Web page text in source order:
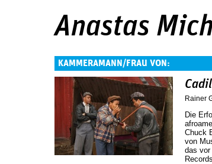
Anastas
KAMMERAMANN/FRAU VON:
Rainer
Die
Chuck
von
das vor